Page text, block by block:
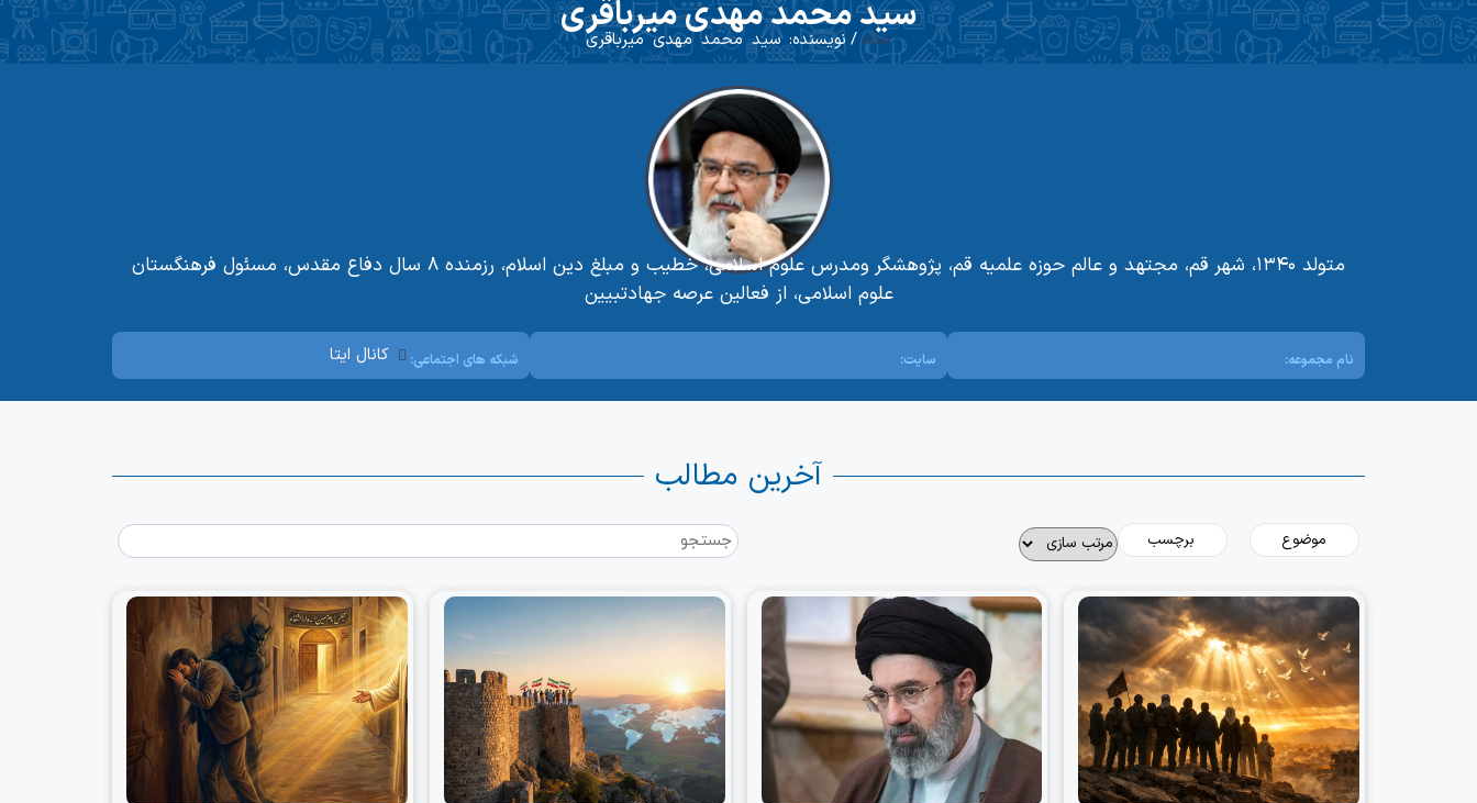
سید محمد مهدی میرباقری
خانه/ نویسنده: سید محمد مهدی میرباقری
متولد ۱۳۴۰، شهر قم، مجتهد و عالم حوزه علمیه قم، پژوهشگر ومدرس علوم اسلامی، خطیب و مبلغ دین اسلام، رزمنده ۸ سال دفاع مقدس، مسئول فرهنگستان
علوم اسلامی، از فعالین عرصه جهادتبیین
نام مجموعه: سایت: شبکه های اجتماعی: کانال ایتا
آخرین مطالب